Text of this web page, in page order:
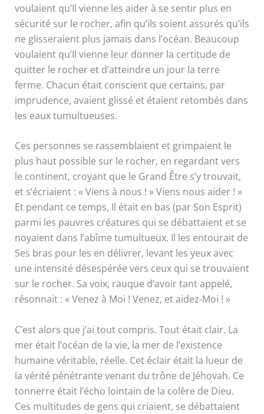
voulaient qu’Il vienne les aider à se sentir plus en
sécurité sur le rocher, afin qu’ils soient assurés qu’ils
ne glisseraient plus jamais dans l’océan. Beaucoup
voulaient qu’Il vienne leur donner la certitude de
quitter le rocher et d’atteindre un jour la terre
ferme. Chacun était conscient que certains, par
imprudence, avaient glissé et étaient retombés dans
les eaux tumultueuses.
Ces personnes se rassemblaient et grimpaient le
plus haut possible sur le rocher, en regardant vers
le continent, croyant que le Grand Être s’y trouvait,
et s’écriaient : « Viens à nous ! » Viens nous aider ! »
Et pendant ce temps, Il était en bas (par Son Esprit)
parmi les pauvres créatures qui se débattaient et se
noyaient dans l’abîme tumultueux. Il les entourait de
Ses bras pour les en délivrer, levant les yeux avec
une intensité désespérée vers ceux qui se trouvaient
sur le rocher. Sa voix, rauque d’avoir tant appelé,
résonnait : « Venez à Moi ! Venez, et aidez-Moi ! »
C’est alors que j’ai tout compris. Tout était clair. La
mer était l’océan de la vie, la mer de l’existence
humaine véritable, réelle. Cet éclair était la lueur de
la vérité pénétrante venant du trône de Jéhovah. Ce
tonnerre était l’écho lointain de la colère de Dieu.
Ces multitudes de gens qui criaient, se débattaient